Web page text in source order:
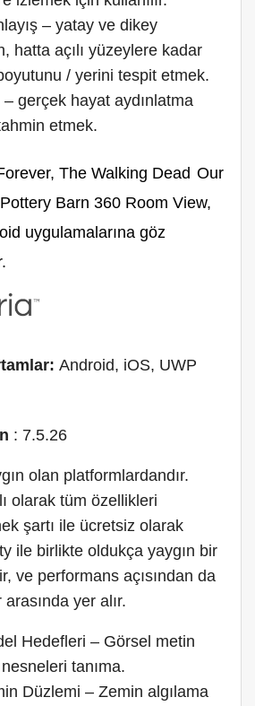
– yatay ve dikey
hatta açılı yüzeylere kadar
/ yerini tespit etmek.
– gerçek hayat aydınlatma
etmek.
The Walking Dead Our
Pottery Barn 360 Room View,
uygulamalarına göz
Android, iOS, UWP
: 7.5.26
olan platformlardandır.
olarak tüm özellikleri
şartı ile ücretsiz olarak
ile birlikte oldukça yaygın bir
ve performans açısından da
yer alır.
Hedefleri – Görsel metin
tanıma.
Düzlemi – Zemin algılama